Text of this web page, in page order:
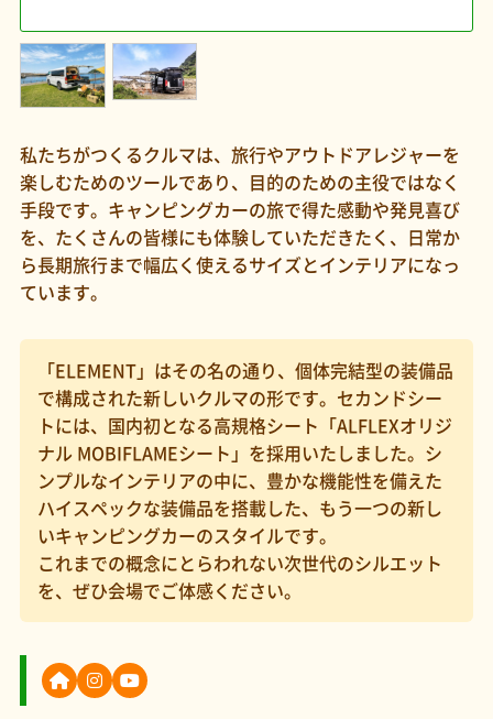
私たちがつくるクルマは、旅行やアウトドアレジャーを
楽しむためのツールであり、目的のための主役ではなく
手段です。キャンピングカーの旅で得た感動や発見喜び
を、たくさんの皆様にも体験していただきたく、日常か
ら長期旅行まで幅広く使えるサイズとインテリアになっ
ています。
「ELEMENT」はその名の通り、個体完結型の装備品
で構成された新しいクルマの形です。セカンドシー
トには、国内初となる高規格シート「ALFLEXオリジ
ナル MOBIFLAMEシート」を採用いたしました。シ
ンプルなインテリアの中に、豊かな機能性を備えた
ハイスペックな装備品を搭載した、もう一つの新し
いキャンピングカーのスタイルです。
これまでの概念にとらわれない次世代のシルエット
を、ぜひ会場でご体感ください。